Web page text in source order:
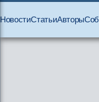
НовостиСтатьиАвторы